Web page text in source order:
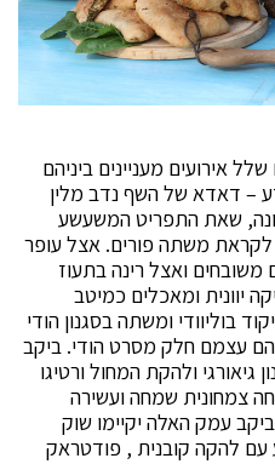
אירועים מעניינים ביניהם
– דאדא של השף נדב מלין
שאת התפריט המשעשע
משתה פורים. אצל עופר
משובחים ואצל רינה בתעוז
יוונית ומאכלים כמיטב
בוליוודי ומשתה בסגנון הודי
עצמם חלק מסרט הודי. ביקב
גיאורגי ולהקת המחול ורטיגו
צמחונית שמחה ועשירה
עמק האלה יקיימו שוק
עם להקה קובנית , פודטראק